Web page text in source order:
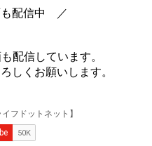
配信中 ／
配信しています。
しくお願いします。